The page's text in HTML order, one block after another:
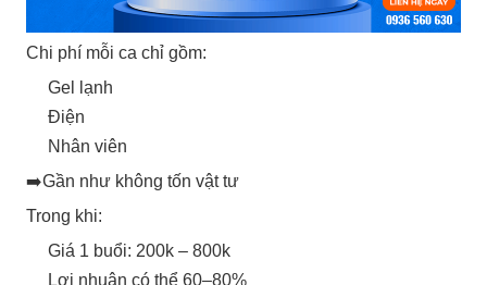
Chi phí mỗi ca chỉ gồm:
Gel lạnh
Điện
Nhân viên
➡️Gần như không tốn vật tư
Trong khi:
Giá 1 buổi: 200k – 800k
Lợi nhuận có thể 60–80%